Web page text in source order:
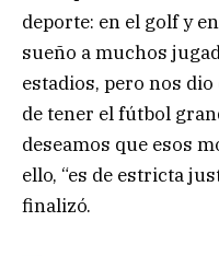
deporte: en el golf y
sueño a muchos
estadios, pero nos
de tener el fútbol
deseamos que esos
ello, “es de estricta
finalizó.